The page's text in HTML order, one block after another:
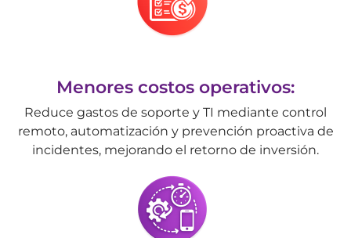
Menores costos operativos:
Reduce gastos de soporte y TI mediante control
remoto, automatización y prevención proactiva de
incidentes, mejorando el retorno de inversión.